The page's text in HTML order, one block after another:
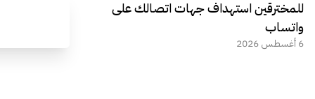
للمخترقين استهداف جهات اتصالك على
واتساب
6 أغسطس 2026